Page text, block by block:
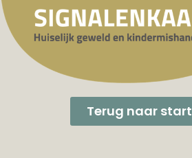
Terug naar start